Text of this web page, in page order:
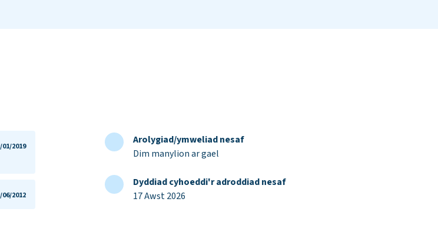
01/2019
06/2012
Arolygiad/ymweliad nesaf
Dim manylion ar gael
Dyddiad cyhoeddi'r adroddiad nesaf
17 Awst 2026